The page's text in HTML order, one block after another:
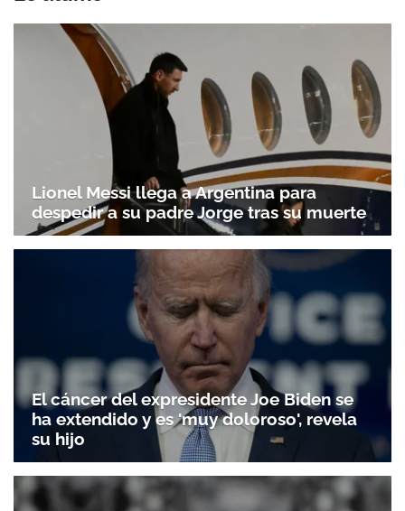
Gracias por suscribirte a nuestro boletín.
ACEPTAR
Lionel Messi llega a Argentina para
despedir a su padre Jorge tras su muerte
El cáncer del expresidente Joe Biden se
ha extendido y es 'muy doloroso', revela
su hijo